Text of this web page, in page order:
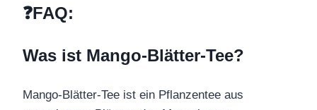
❓FAQ:
Was ist Mango-Blätter-Tee?
Mango-Blätter-Tee ist ein Pflanzentee aus